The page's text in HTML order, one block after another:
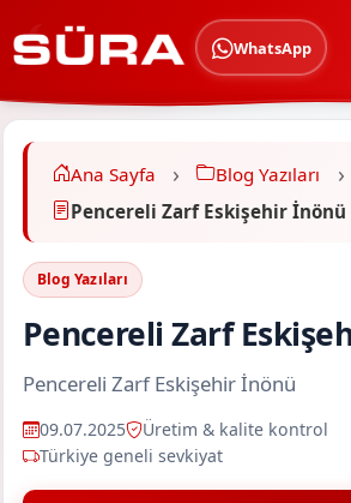
WhatsApp
Ana Sayfa
Blog Yazıları
Pencereli Zarf Eskişehir İnönü
Blog Yazıları
Pencereli Zarf
Pencereli Zarf Eskişehir İnönü
09.07.2025
Üretim & kalite kontrol
Türkiye geneli sevkiyat